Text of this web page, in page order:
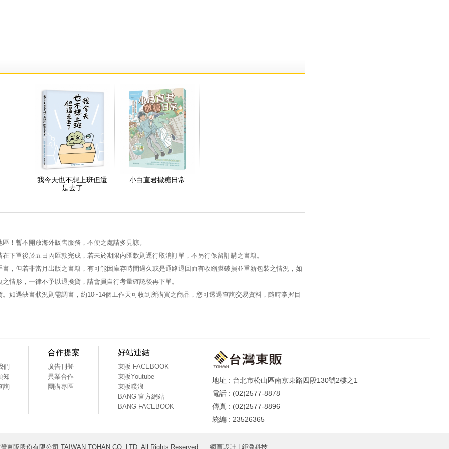
我今天也不想上班但還
是去了
小白直君撒糖日常
！暫不開放海外販售服務，不便之處請多見諒。
下單後於五日內匯款完成，若未於期限內匯款則逕行取消訂單，不另行保留訂購之書籍。
，但若非當月出版之書籍，有可能因庫存時間過久或是通路退回而有收縮膜破損並重新包裝之情況，如
情形，一律不予以退換貨，請會員自行考量確認後再下單。
如遇缺書狀況則需調書，約10~14個工作天可收到所購買之商品，您可透過查詢交易資料，隨時掌握目
們
知
詢
合作提案
廣告刊登
異業合作
團購專區
好站連結
東販 FACEBOOK
東販Youtube
東販噗浪
BANG 官方網站
BANG FACEBOOK
台北市松山區南京東路四段130號2樓之1
(02)2577-8878
(02)2577-8896
23526365
東販股份有限公司 TAIWAN TOHAN CO.,LTD. All Rights Reserved. 網頁設計 | 鉅潞科技